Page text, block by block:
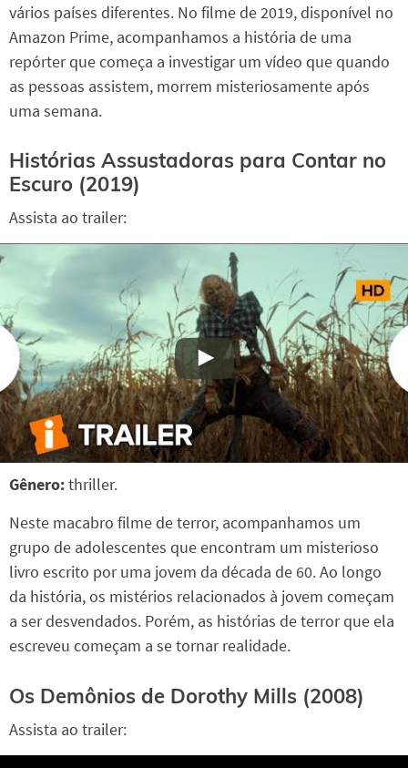
vários países diferentes. No filme de 2019, disponível no
Amazon Prime, acompanhamos a história de uma
repórter que começa a investigar um vídeo que quando
as pessoas assistem, morrem misteriosamente após
uma semana.
Histórias Assustadoras para Contar no
Escuro (2019)
Assista ao trailer:
Gênero:thriller.
Neste macabro filme de terror, acompanhamos um
grupo de adolescentes que encontram um misterioso
livro escrito por uma jovem da década de 60. Ao longo
da história, os mistérios relacionados à jovem começam
a ser desvendados. Porém, as histórias de terror que ela
escreveu começam a se tornar realidade.
Os Demônios de Dorothy Mills (2008)
Assista ao trailer: